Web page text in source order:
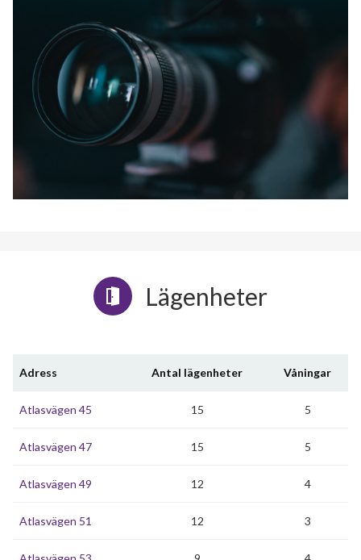
Lägenheter
Adress Antal lägenheter Våningar
Atlasvägen 45 15 5
Atlasvägen 47 15 5
Atlasvägen 49 12 4
Atlasvägen 51 12 3